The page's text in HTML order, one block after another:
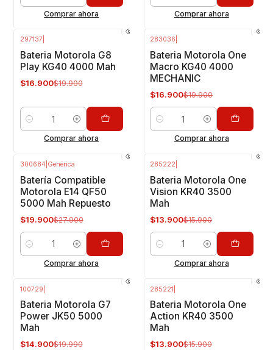
Comprar ahora
Comprar ahora
297137
Bateria Motorola G8
Play KG40 4000 Mah
$16.900$19.900
Cantidad
Comprar ahora
283036
Bateria Motorola One
Macro KG40 4000
MECHANIC
$16.900$19.900
Cantidad
Comprar ahora
300684 Genérica
Batería Compatible
Motorola E14 QF50
5000 Mah Repuesto
$19.900$27.900
Cantidad
Comprar ahora
285222
Bateria Motorola One
Vision KR40 3500
Mah
$13.900$15.900
Cantidad
Comprar ahora
100729
Bateria Motorola G7
Power JK50 5000
Mah
$14.900$19.990
285221
Bateria Motorola One
Action KR40 3500
Mah
$13.900$15.900